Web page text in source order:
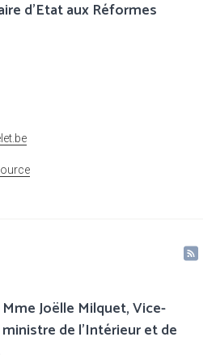
d'Etat aux Réformes
Joëlle Milquet, Vice-
de l'Intérieur et de